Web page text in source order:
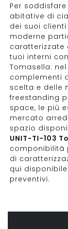
Per
abitative di
dei suoi
moderne
caratterizzate
tuoi interni
Tomasella:
complementi
scelta e delle
freestanding
space, le più
mercato
spazio
UNIT-TI-103
componibilità
di
qui
preventivi.